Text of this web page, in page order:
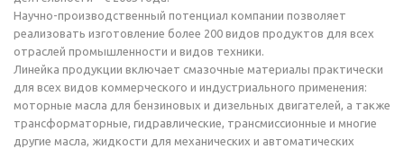
Научно-производственный потенциал компании позволяет
реализовать изготовление более 200 видов продуктов для всех
отраслей промышленности и видов техники.
Линейка продукции включает смазочные материалы практически
для всех видов коммерческого и индустриального применения:
моторные масла для бензиновых и дизельных двигателей, а также
трансформаторные, гидравлические, трансмиссионные и многие
другие масла, жидкости для механических и автоматических